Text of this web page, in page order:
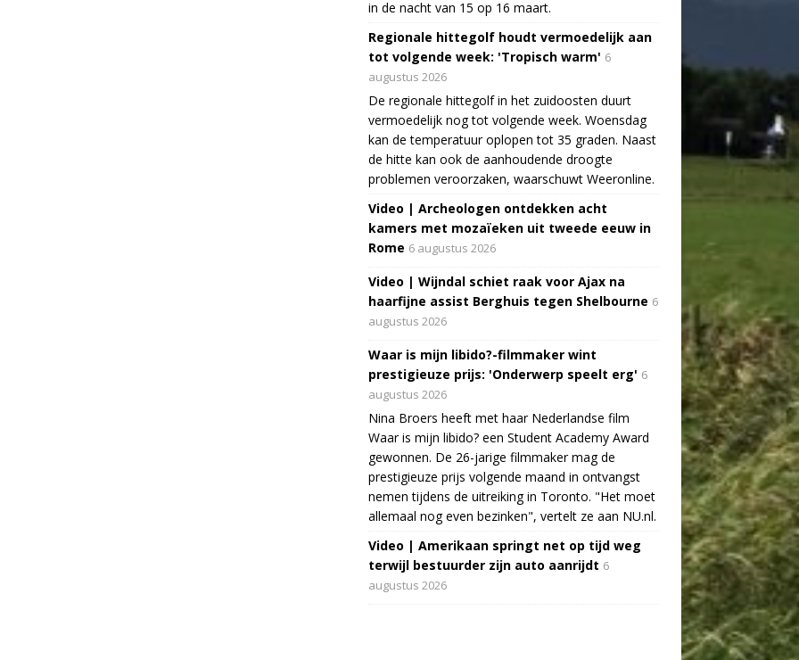
in de nacht van 15 op 16 maart.
Regionale hittegolf houdt vermoedelijk aan
tot volgende week: 'Tropisch warm' 6
augustus 2026
De regionale hittegolf in het zuidoosten duurt
vermoedelijk nog tot volgende week. Woensdag
kan de temperatuur oplopen tot 35 graden. Naast
de hitte kan ook de aanhoudende droogte
problemen veroorzaken, waarschuwt Weeronline.
Video | Archeologen ontdekken acht
kamers met mozaïeken uit tweede eeuw in
Rome 6 augustus 2026
Video | Wijndal schiet raak voor Ajax na
haarfijne assist Berghuis tegen Shelbourne 6
augustus 2026
Waar is mijn libido?-filmmaker wint
prestigieuze prijs: 'Onderwerp speelt erg' 6
augustus 2026
Nina Broers heeft met haar Nederlandse film
Waar is mijn libido? een Student Academy Award
gewonnen. De 26-jarige filmmaker mag de
prestigieuze prijs volgende maand in ontvangst
nemen tijdens de uitreiking in Toronto. "Het moet
allemaal nog even bezinken", vertelt ze aan NU.nl.
Video | Amerikaan springt net op tijd weg
terwijl bestuurder zijn auto aanrijdt 6
augustus 2026